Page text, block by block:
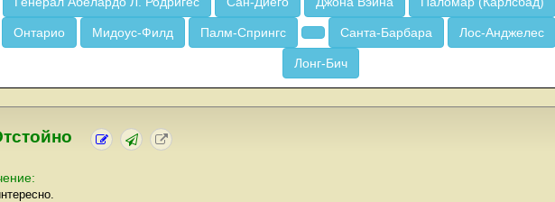
Онтарио Мидоус-Филд Палм-Спрингс Санта-Барбара Лос-Анджелес
Лонг-Бич